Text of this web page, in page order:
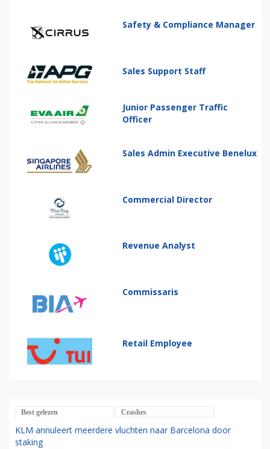
Safety & Compliance Manager
Sales Support Staff
Junior Passenger Traffic
Officer
Sales Admin Executive Benelux
Commercial Director
Revenue Analyst
Commissaris
Retail Employee
Best gelezen Crashes
KLM annuleert meerdere vluchten naar Barcelona door
staking